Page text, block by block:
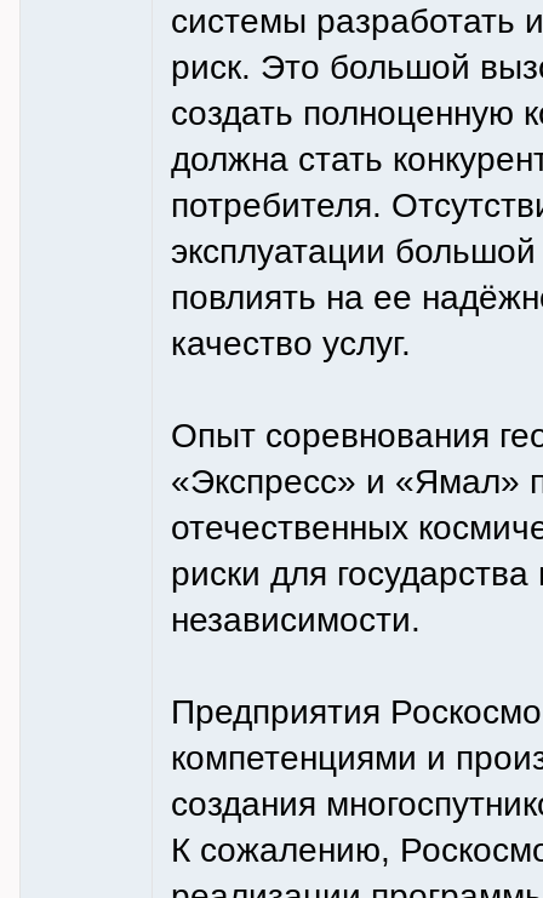
системы разработать
риск. Это большой
создать полноценную
должна стать
потребителя.
эксплуатации
повлиять на ее
качество услуг.
Опыт соревнования
«Экспресс» и «Ямал»
отечественных
риски для
независимости.
Предприятия
компетенциями и
создания
К сожалению,